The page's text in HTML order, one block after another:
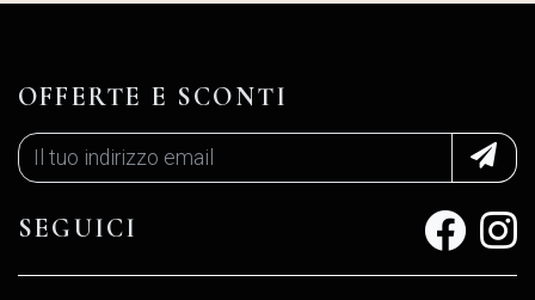
OFFERTE E SCONTI
SEGUICI